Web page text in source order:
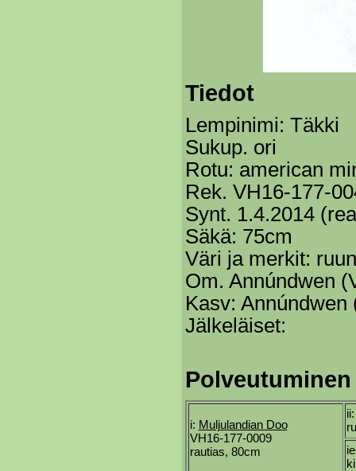
Tiedot
Lempinimi: Täkki
Sukup. ori
Rotu: american
Rek. VH16-177-
Synt. 1.4.2014
Säkä: 75cm
Väri ja merkit:
Om. Annúndwen
Kasv: Annúndwen
Jälkeläiset:
Polveutuminen
i: Muljulandian Doo
VH16-177-0009
rautias, 80cm